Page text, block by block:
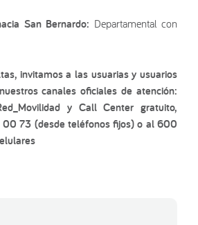
San Bernardo: Departamental con
invitamos a las usuarias y usuarios
canales oficiales de atención:
y Call Center gratuito,
73 (desde teléfonos fijos) o al 600